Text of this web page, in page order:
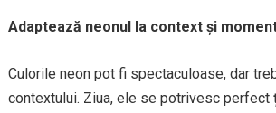
Adaptează neonul la context și
Culorile neon pot fi spectaculoase, dar
contextului. Ziua, ele se potrivesc perfect